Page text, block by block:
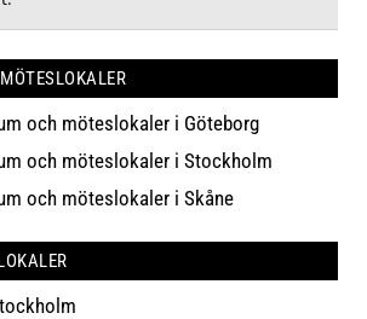
och möteslokaler i Göteborg
och möteslokaler i Stockholm
och möteslokaler i Skåne